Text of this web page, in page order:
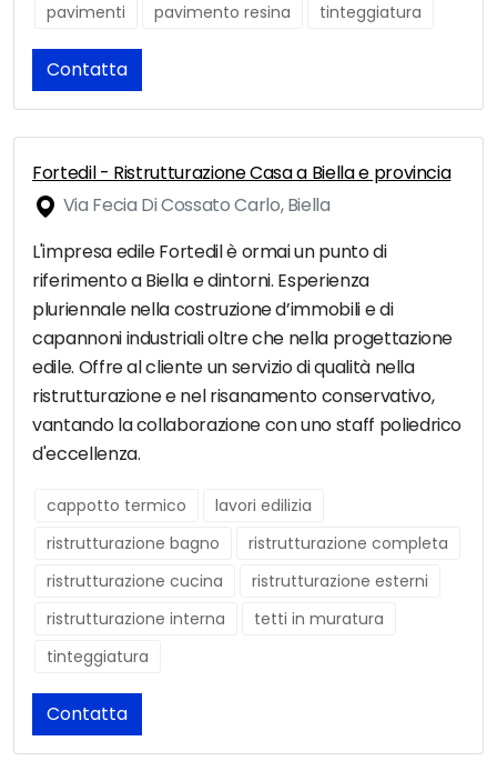
pavimenti
pavimento resina tinteggiatura
Contatta
Fortedil - Ristrutturazione Casa a Biella e provincia
Via Fecia Di Cossato Carlo, Biella
L'impresa edile Fortedil è ormai un punto di
riferimento a Biella e dintorni. Esperienza
pluriennale nella costruzione d’immobili e di
capannoni industriali oltre che nella progettazione
edile. Offre al cliente un servizio di qualità nella
ristrutturazione e nel risanamento conservativo,
vantando la collaborazione con uno staff poliedrico
d'eccellenza.
cappotto termico
lavori edilizia
ristrutturazione bagno
ristrutturazione completa
ristrutturazione cucina
ristrutturazione esterni
ristrutturazione interna
tetti in muratura
tinteggiatura
Contatta